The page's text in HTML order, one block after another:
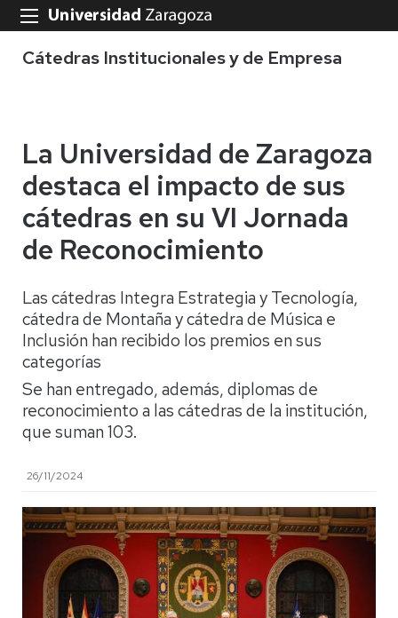
Cátedras Institucionales y de Empresa
La Universidad de Zaragoza
destaca el impacto de sus
cátedras en su VI Jornada
de Reconocimiento
Las cátedras Integra Estrategia y Tecnología,
cátedra de Montaña y cátedra de Música e
Inclusión han recibido los premios en sus
categorías
Se han entregado, además, diplomas de
reconocimiento a las cátedras de la institución,
que suman 103.
26/11/2024